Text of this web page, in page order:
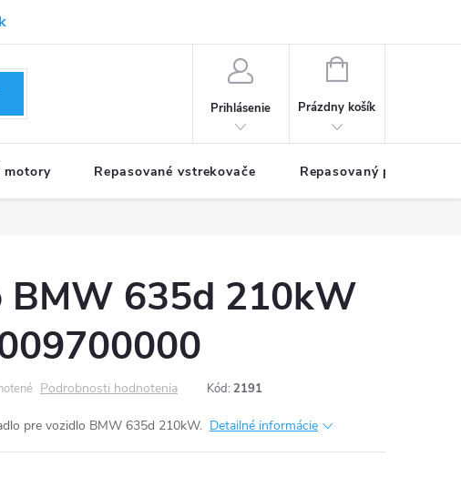
Prihlásenie
NÁKUPNÝ
Prázdny košík
motory Repasované vstrekovače Repasovaný pohon TDM
BMW 635d 210kW
Podrobnosti hodnotenia Kód: 2191
pre vozidlo BMW 635d 210kW. Detailné informácie